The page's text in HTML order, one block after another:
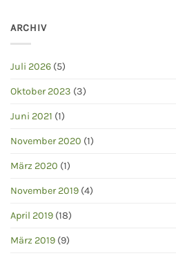
ARCHIV
Juli 2026 (5)
Oktober 2023 (3)
Juni 2021 (1)
November 2020 (1)
März 2020 (1)
November 2019 (4)
April 2019 (18)
März 2019 (9)